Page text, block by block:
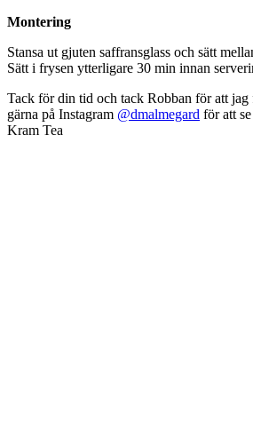
Montering
Stansa ut gjuten saffransglass och sätt
Sätt i frysen ytterligare 30 min innan
Tack för din tid och tack Robban för att
gärna på Instagram @dmalmegard för att
Kram Tea